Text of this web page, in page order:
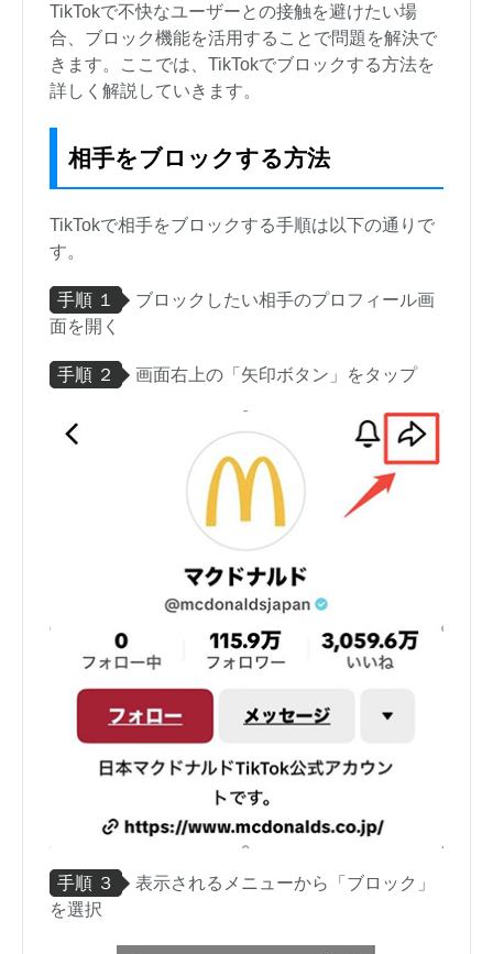
TikTokで不快なユーザーとの接触を避けたい場
合、ブロック機能を活用することで問題を解決で
きます。ここでは、TikTokでブロックする方法を
詳しく解説していきます。
相手をブロックする方法
TikTokで相手をブロックする手順は以下の通りで
す。
手順 １
ブロックしたい相手のプロフィール画
面を開く
手順 ２ 画面右上の「矢印ボタン」をタップ
手順 ３
表示されるメニューから「ブロック」
を選択